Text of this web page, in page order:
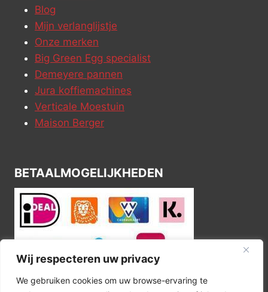
Wij respecteren uw privacy
We gebruiken cookies om uw browse-ervaring te
Blog
Mijn verlanglijstje
Onze merken
Big Green Egg specialist
Demeyere pannen
Jura koffiemachines
Verticale Moestuin
Maison Berger
BETAALMOGELIJKHEDEN